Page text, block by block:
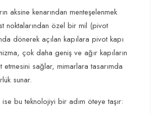
aksine kenarından menteşelenmek
noktalarından özel bir mil (pivot
dönerek açılan kapılara pivot kapı
çok daha geniş ve ağır kapıların
etmesini sağlar, mimarlara tasarımda
sunar.
bu teknolojiyi bir adım öteye taşır: